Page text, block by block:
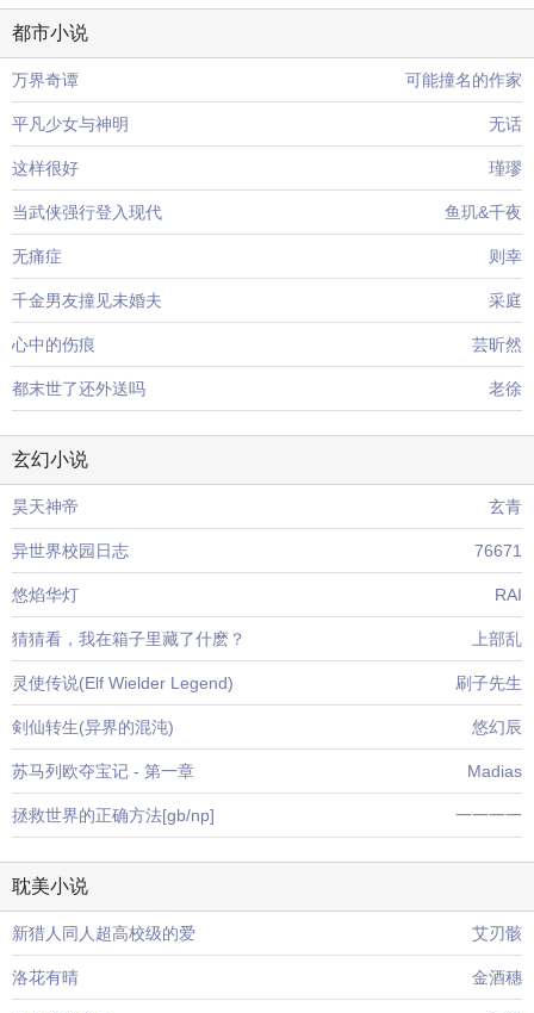
都市小说
万界奇谭 可能撞名的作家
平凡少女与神明 无话
这样很好 瑾璆
当武侠强行登入现代 鱼玑&千夜
无痛症 则幸
千金男友撞见未婚夫 采庭
心中的伤痕 芸昕然
都末世了还外送吗 老徐
玄幻小说
昊天神帝 玄青
异世界校园日志 76671
悠焰华灯 RAI
猜猜看，我在箱子里藏了什麽？ 上部乱
灵使传说(Elf Wielder Legend) 刷子先生
剣仙转生(异界的混沌) 悠幻辰
苏马列欧夺宝记 - 第一章 Madias
拯救世界的正确方法[gb/np] 一一一一
耽美小说
新猎人同人超高校级的爱 艾刃骸
洛花有晴 金酒穗